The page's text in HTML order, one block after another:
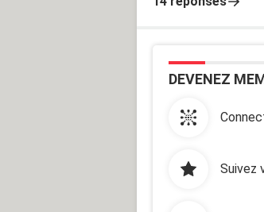
DEVENEZ
Suivez